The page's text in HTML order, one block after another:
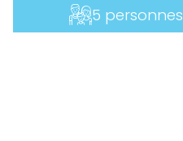
5 personnes